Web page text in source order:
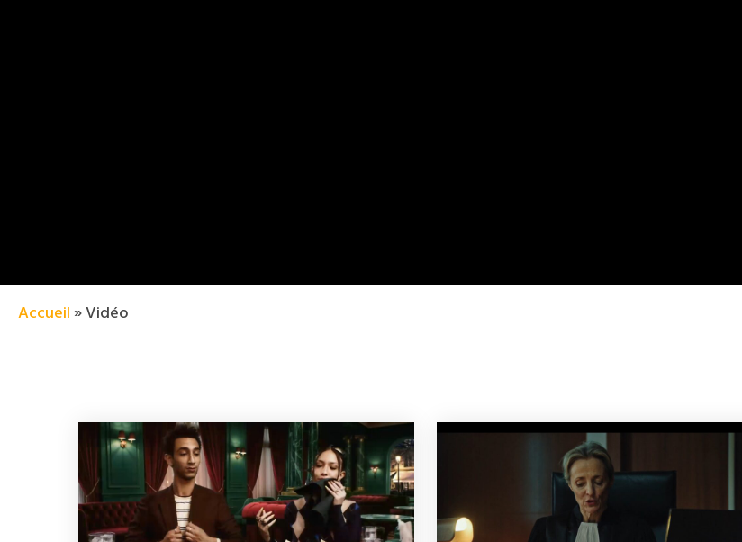
Accueil »Vidéo